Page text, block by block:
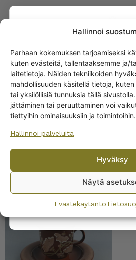
Hallinnoi
Parhaan kokemuksen tarjoamiseksi
kuten evästeitä, tallentaaksemme ja/
laitetietoja. Näiden tekniikoiden
mahdollisuuden käsitellä tietoja,
tai yksilöllisiä tunnuksia tällä
jättäminen tai peruuttaminen voi
tiettyihin ominaisuuksiin ja toimintoihin.
Hallinnoi palveluita
Hyväksy
Näytä
Evästekäytäntö
Get -
off?
Yes! I want the
privacy policy.